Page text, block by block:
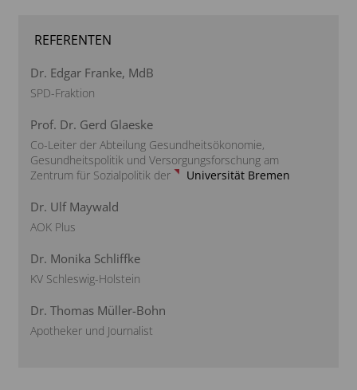
Bezahlbare Arzneimittel auf der Kippe?
Forschung für seltene Krankheiten
Individuelle Gesundheitsleistungen
Rabattverträge der GKV
Verdopplung der Krankheitskosten
Erwartungen an das Gesundheitswesen
REFERENTEN
Dr. Edgar Franke, MdB
SPD-Fraktion
Prof. Dr. Gerd Glaeske
Co-Leiter der Abteilung Gesundheitsökonomie,
Gesundheitspolitik und Versorgungsforschung am
Zentrum für Sozialpolitik der
Universität Bremen
Dr. Ulf Maywald
AOK Plus
Dr. Monika Schliffke
KV Schleswig-Holstein
Dr. Thomas Müller-Bohn
Apotheker und Journalist